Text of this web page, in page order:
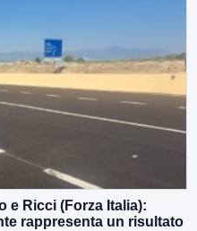
e Ricci (Forza Italia):
rappresenta un risultato